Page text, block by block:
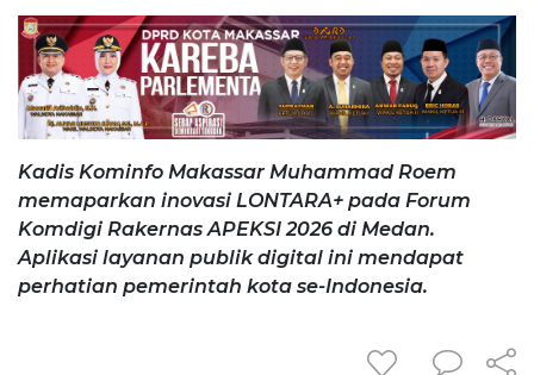
Kadis Kominfo Makassar Muhammad Roem
memaparkan inovasi LONTARA+ pada Forum
Komdigi Rakernas APEKSI 2026 di Medan.
Aplikasi layanan publik digital ini mendapat
perhatian pemerintah kota se-Indonesia.